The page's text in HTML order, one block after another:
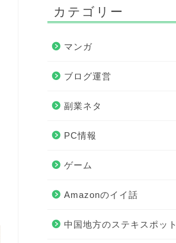
カテゴリー
マンガ
ブログ運営
副業ネタ
PC情報
ゲーム
Amazonのイイ話
中国地方のステキスポット